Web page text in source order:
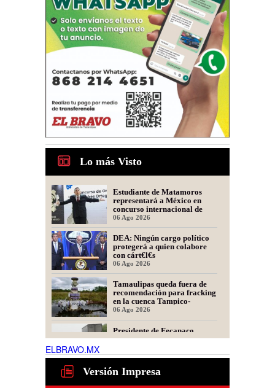
Lo más Visto
Estudiante de Matamoros
representará a México en
concurso internacional de
oratoria en Perú
06 Ago 2026
DEA: Ningún cargo político
protegerá a quien colabore
con cárt€l€s
06 Ago 2026
Tamaulipas queda fuera de
recomendación para fracking
en la cuenca Tampico-
Misantla, informa comité
científico
06 Ago 2026
Presidente de Fecanaco
cuestiona retenes en
afirma que generan molestias
06 Ago 2026
Obras de infraestructura y
mejoramiento vial
ELBRAVO.MX
Versión Impresa